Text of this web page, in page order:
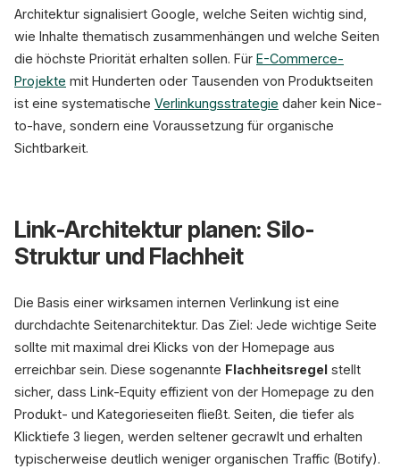
Architektur signalisiert Google, welche Seiten wichtig sind,
wie Inhalte thematisch zusammenhängen und welche Seiten
die höchste Priorität erhalten sollen. Für E-Commerce-
Projekte mit Hunderten oder Tausenden von Produktseiten
ist eine systematische Verlinkungsstrategie daher kein Nice-
to-have, sondern eine Voraussetzung für organische
Sichtbarkeit.
Link-Architektur planen: Silo-
Struktur und Flachheit
Die Basis einer wirksamen internen Verlinkung ist eine
durchdachte Seitenarchitektur. Das Ziel: Jede wichtige Seite
sollte mit maximal drei Klicks von der Homepage aus
erreichbar sein. Diese sogenannte Flachheitsregel stellt
sicher, dass Link-Equity effizient von der Homepage zu den
Produkt- und Kategorieseiten fließt. Seiten, die tiefer als
Klicktiefe 3 liegen, werden seltener gecrawlt und erhalten
typischerweise deutlich weniger organischen Traffic (Botify).